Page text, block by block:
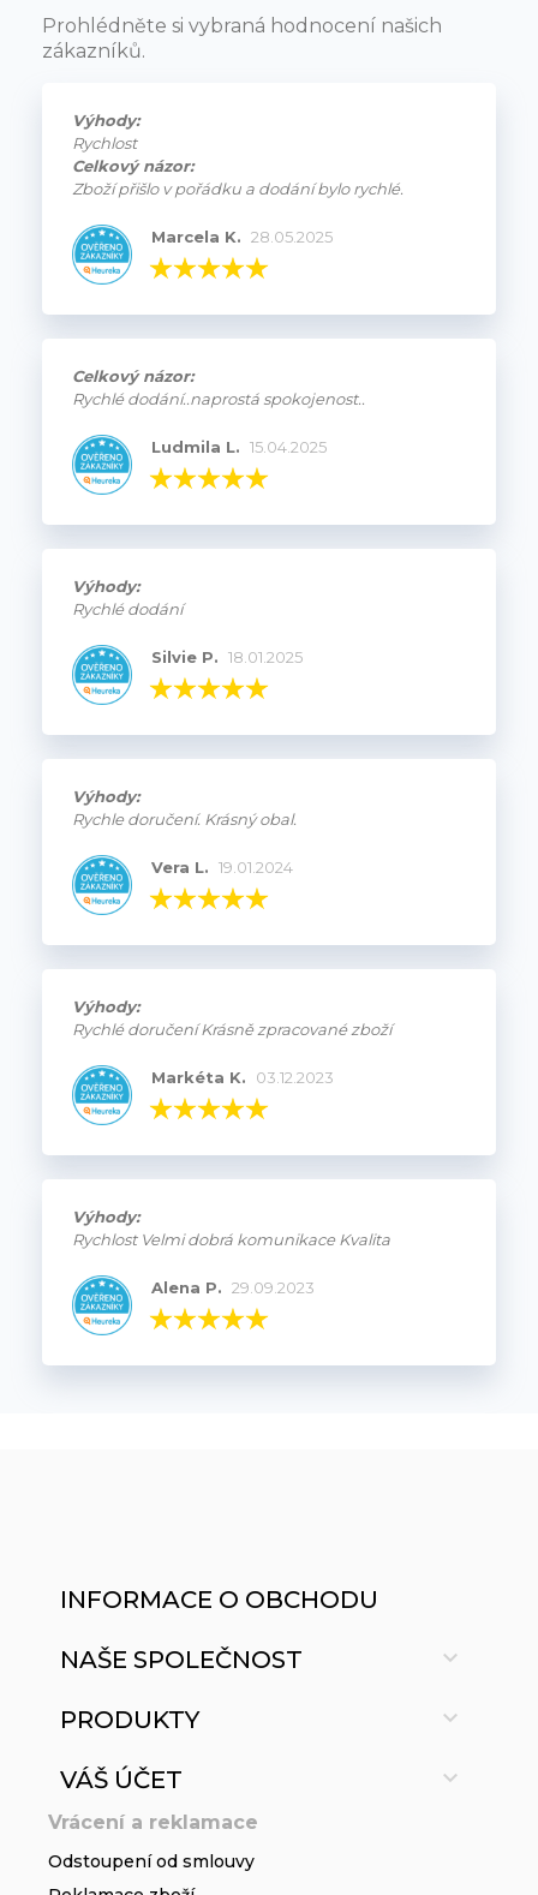
Prohlédněte si vybraná hodnocení našich
zákazníků.
Výhody:
Rychlost
Celkový názor:
Zboží přišlo v pořádku a dodání bylo rychlé.
Marcela K. 28.05.2025
Celkový názor:
Rychlé dodání..naprostá spokojenost..
Ludmila L. 15.04.2025
Výhody:
Rychlé dodání
Silvie P. 18.01.2025
Výhody:
Rychle doručení. Krásný obal.
Vera L. 19.01.2024
Výhody:
Rychlé doručení Krásně zpracované zboží
Markéta K. 03.12.2023
Výhody:
Rychlost Velmi dobrá komunikace Kvalita
Alena P. 29.09.2023
INFORMACE O OBCHODU
NAŠE SPOLEČNOST 
PRODUKTY 
VÁŠ ÚČET 
Vrácení a reklamace
Odstoupení od smlouvy